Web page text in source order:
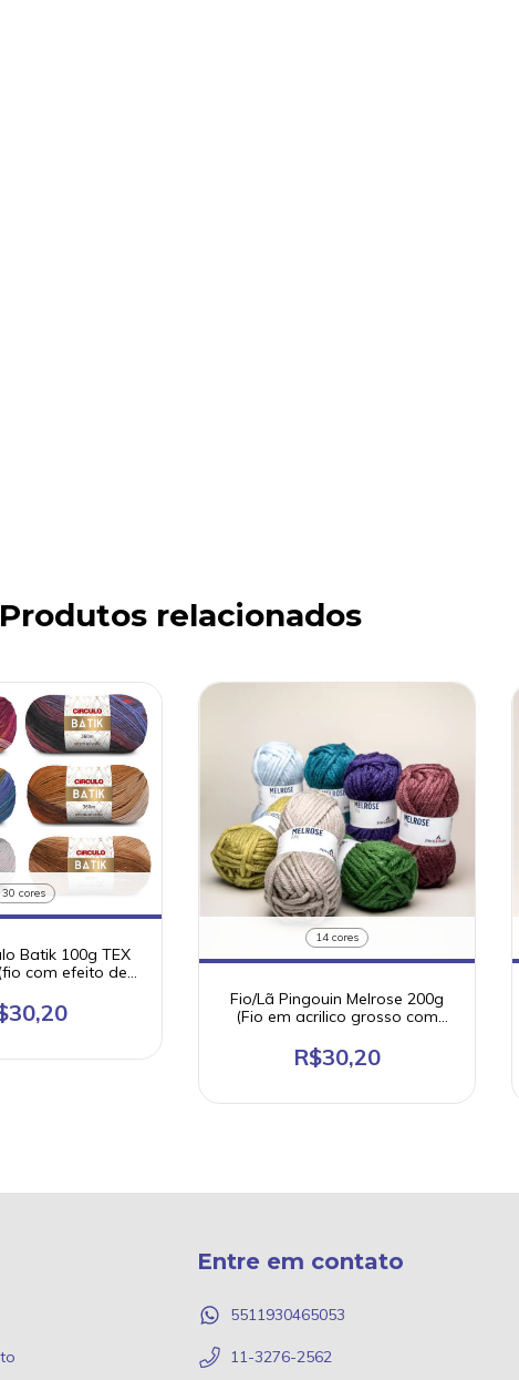
Produtos relacionados
30 cores
Batik 100g TEX
com efeito de
14 cores
Fio/Lã Pingouin Melrose 200g
(Fio em acrilico grosso com
R$30,20
Entre em contato
5511930465053
11-3276-2562